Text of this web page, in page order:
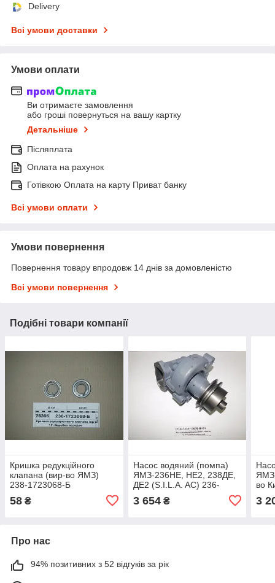
Delivery
Всі умови доставки
Умови оплати
Ви отримаєте замовлення
або гроші повернуться на вашу картку
Детальніше
Післяплата
Оплата на рахунок
Готівкою Оплата на карту Приват банку
Всі умови оплати
Умови повернення
Повернення товару впродовж 14 днів за домовленістю
Всі умови повернення
Подібні товари компанії
Кришка редукційного
клапана (вир-во ЯМЗ)
238-1723068-Б
58 ₴
Насос водяний (помпа)
ЯМЗ-236НЕ, НЕ2, 238ДЕ,
ДЕ2 (S.I.L.A. AC) 236-
3 654₴
во
3
Про нас
94% позитивних з 52 відгуків за рік